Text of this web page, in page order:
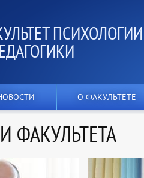
ПСИХОЛОГИИ
О ФАКУЛЬТЕТЕ
ФАКУЛЬТЕТА